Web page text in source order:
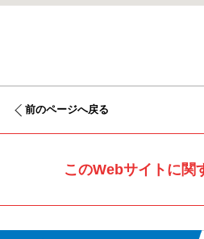
前のページへ戻る
このWebサイトに関